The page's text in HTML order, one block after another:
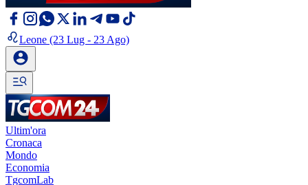
Leone (23 Lug - 23 Ago)
Ultim'ora
Cronaca
Mondo
Economia
TgcomLab